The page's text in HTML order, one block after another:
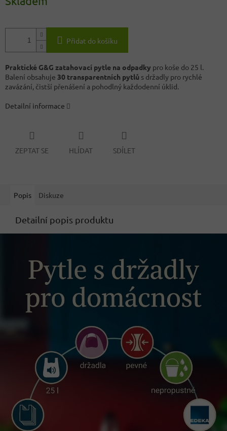
Přidat do košíku
Praktické G&G zatahovací pytle na odpadky pro koše do 25 l.
Balení obsahuje 30 transparentních pytlů s držadly pro rychlé
zavázání, čistší přenášení a pohodlný každodenní úklid.
Detailní informace
ZEPTAT SE HLÍDAT SDÍLET
Popis Diskuze
Detailní popis produktu